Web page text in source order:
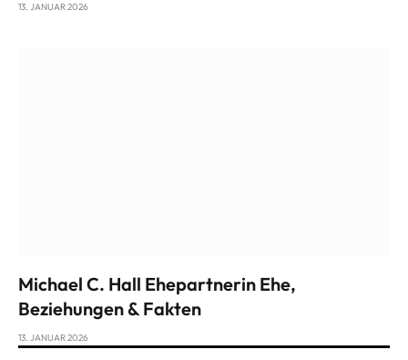
13. JANUAR 2026
Michael C. Hall Ehepartnerin Ehe,
Beziehungen & Fakten
13. JANUAR 2026